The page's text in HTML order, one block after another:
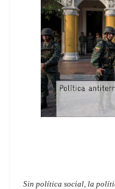
Sin política social, la